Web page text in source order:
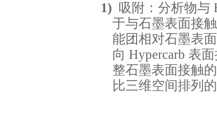
1) 吸附： 分析物与
于与石墨表面接
能团相对石墨表
向 Hypercarb 表
整石墨表面接触
比三维空间排列